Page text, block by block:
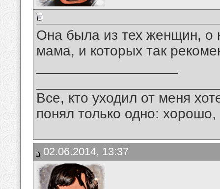
Она была из тех женщин, о
мама, и которых так
Все, кто уходил от меня
понял только одно:
02.06.2014, 13:37